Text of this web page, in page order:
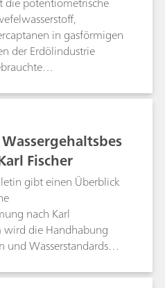
mittels
Calconcarbonsäure als
3).
in gasförmigen
der Erdölindustrie
Proben werden mit
unter
titriert.
Fischer
gibt einen Überblick
nach Karl
wird die Handhabung
und Wasserstandards
der Norm ASTM E1064.